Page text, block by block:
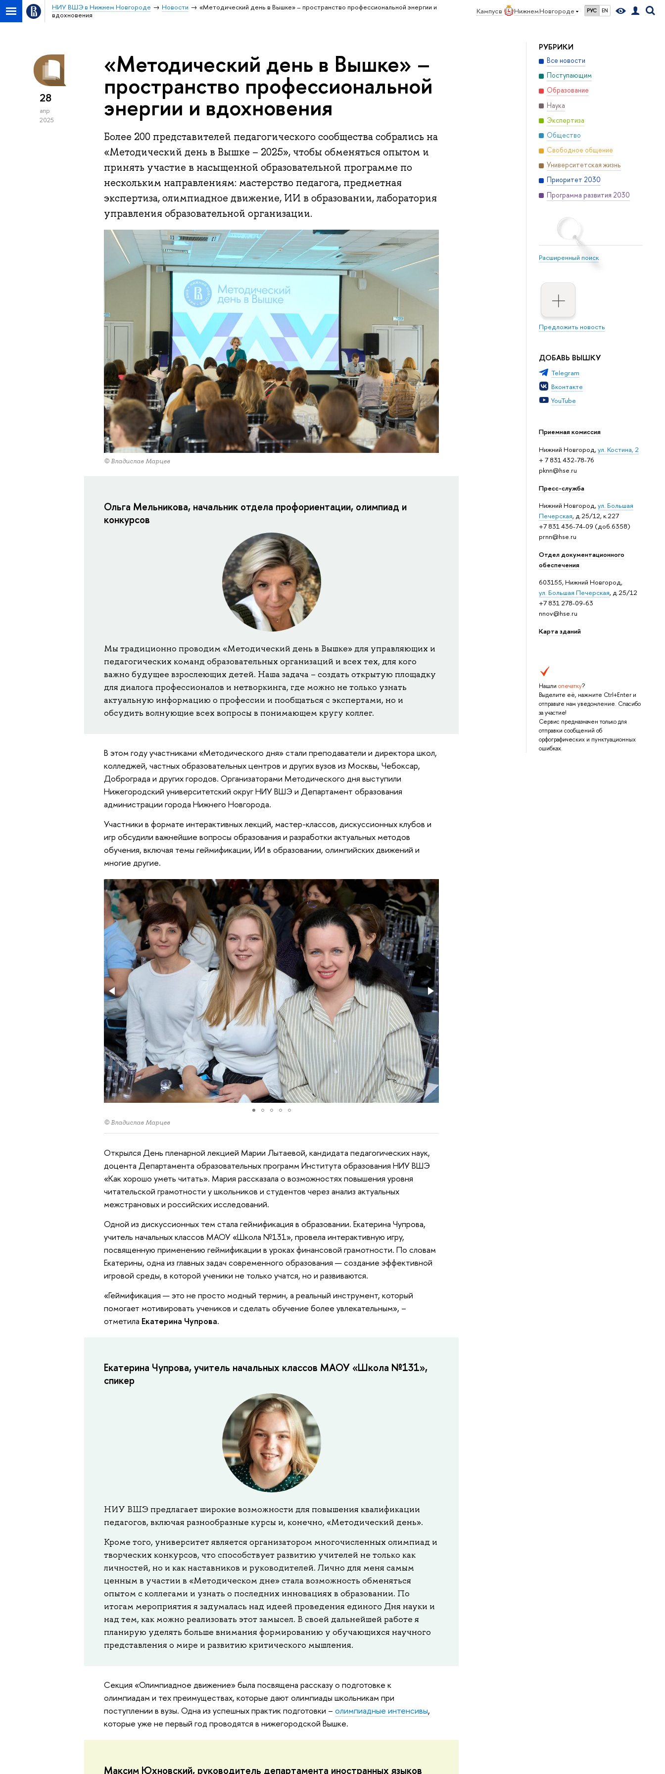
Кампус в Нижнем Новгороде РУС EN
НИУ ВШЭ в Нижнем Новгороде Новости
«Методический день в Вышке» – пространство профессиональной энергии и
вдохновения
РУБРИКИ
Все новости
Поступающим
Образование
Наука
Экспертиза
Общество
Свободное общение
Университетская жизнь
Приоритет 2030
Программа развития 2030
Расширенный поиск
Предложить новость
ДОБАВЬ ВЫШКУ
Telegram
Вконтакте
YouTube
Приемная комиссия
Нижний Новгород,ул. Костина, 2
+ 7 831 432-78-76
pknn@hse.ru
Пресс-служба
Нижний Новгород,ул. Большая
Печерская, д.25/12, к.227
+7 831 436-74-09 (доб.6358)
prnn@hse.ru
Отдел документационного
обеспечения
603155, Нижний Новгород,
ул. Большая Печерская, д.25/12
+7 831 278-09-63
nnov@hse.ru
Карта зданий
Нашли опечатку?
Выделите её, нажмите Ctrl+Enter и
отправьте нам уведомление. Спасибо
за участие!
Сервис предназначен только для
отправки сообщений об
орфографических и пунктуационных
ошибках.
28
апр
2025
«Методический день в Вышке» –
пространство профессиональной
энергии и вдохновения
Более 200 представителей педагогического сообщества собрались на
«Методический день в Вышке – 2025», чтобы обменяться опытом и
принять участие в насыщенной образовательной программе по
нескольким направлениям: мастерство педагога, предметная
экспертиза, олимпиадное движение, ИИ в образовании, лаборатория
управления образовательной организации.
© Владислав Марцев
Ольга Мельникова, начальник отдела профориентации, олимпиад и
конкурсов
Мы традиционно проводим «Методический день в Вышке» для управляющих и
педагогических команд образовательных организаций и всех тех, для кого
важно будущее взрослеющих детей. Наша задача – создать открытую площадку
для диалога профессионалов и нетворкинга, где можно не только узнать
актуальную информацию о профессии и пообщаться с экспертами, но и
обсудить волнующие всех вопросы в понимающем кругу коллег.
В этом году участниками «Методического дня» стали преподаватели и директора школ,
колледжей, частных образовательных центров и других вузов из Москвы, Чебоксар,
Доброграда и других городов. Организаторами Методического дня выступили
Нижегородский университетский округ НИУ ВШЭ и Департамент образования
администрации города Нижнего Новгорода.
Участники в формате интерактивных лекций, мастер-классов, дискуссионных клубов и
игр обсудили важнейшие вопросы образования и разработки актуальных методов
обучения, включая темы геймификации, ИИ в образовании, олимпийских движений и
многие другие.
© Владислав Марцев
Открылся День пленарной лекцией Марии Лытаевой, кандидата педагогических наук,
доцента Департамента образовательных программ Института образования НИУ ВШЭ
«Как хорошо уметь читать». Мария рассказала о возможностях повышения уровня
читательской грамотности у школьников и студентов через анализ актуальных
межстрановых и российских исследований.
Одной из дискуссионных тем стала геймификация в образовании. Екатерина Чупрова,
учитель начальных классов МАОУ «Школа №131», провела интерактивную игру,
посвященную применению геймификации в уроках финансовой грамотности. По словам
Екатерины, одна из главных задач современного образования — создание эффективной
игровой среды, в которой ученики не только учатся, но и развиваются.
«Геймификация — это не просто модный термин, а реальный инструмент, который
помогает мотивировать учеников и сделать обучение более увлекательным», –
отметила Екатерина Чупрова.
Екатерина Чупрова, учитель начальных классов МАОУ «Школа №131»,
спикер
НИУ ВШЭ предлагает широкие возможности для повышения квалификации
педагогов, включая разнообразные курсы и, конечно, «Методический день».
Кроме того, университет является организатором многочисленных олимпиад и
творческих конкурсов, что способствует развитию учителей не только как
личностей, но и как наставников и руководителей. Лично для меня самым
ценным в участии в «Методическом дне» стала возможность обменяться
опытом с коллегами и узнать о последних инновациях в образовании. По
итогам мероприятия я задумалась над идеей проведения единого Дня науки и
над тем, как можно реализовать этот замысел. В своей дальнейшей работе я
планирую уделять больше внимания формированию у обучающихся научного
представления о мире и развитию критического мышления.
Секция «Олимпиадное движение» была посвящена рассказу о подготовке к
олимпиадам и тех преимуществах, которые дают олимпиады школьникам при
поступлении в вузы. Одна из успешных практик подготовки – олимпиадные интенсивы,
которые уже не первый год проводятся в нижегородской Вышке.
Максим Юхновский, руководитель департамента иностранных языков